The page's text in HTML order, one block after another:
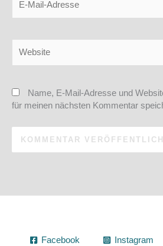
Mail-
Name, E-Mail-Adresse und
für meinen nächsten Kommentar
Facebook Instagram